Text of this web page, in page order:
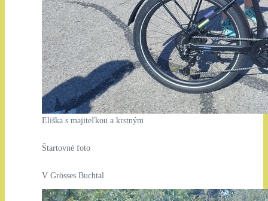
Eliška s majiteľkou a krstným
Štartovné foto
V Grösses Buchtal